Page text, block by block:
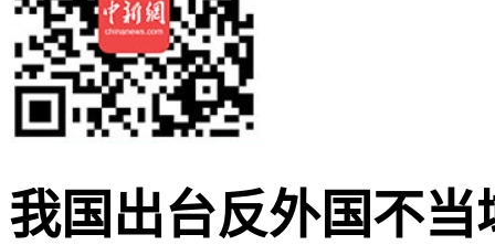
我国出台反外国不